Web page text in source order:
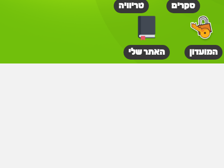
סקרים טריוויה
המועדון האתר שלי